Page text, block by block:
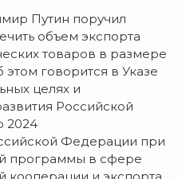
Путин поручил
объем экспорта
товаров в размере
говорится в Указе
целях и
Российской
2024
Федерации при
программы в сфере